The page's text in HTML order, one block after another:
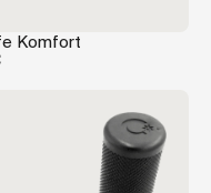
Komfort